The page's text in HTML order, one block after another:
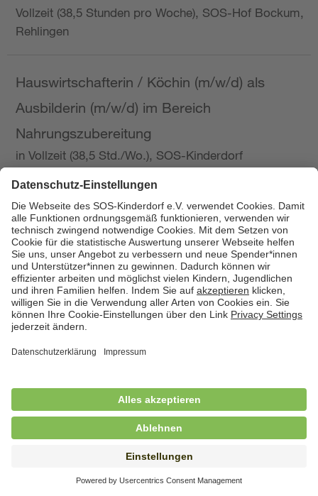
Vollzeit (38,5 Stunden pro Woche), SOS-Hof Bockum,
Rehlingen
Hauswirtschafterin / Köchin (m/w/d) als
Ausbilderin (m/w/d) im Bereich
Nahrungszubereitung
in Vollzeit (38,5 Std./Wo.), SOS-Kinderdorf
Hauswirtschaftskraft (m/w/d)
in Teilzeit (mind. 20 - max. 30 Std./.Wo.), SOS-
Kinderdorf Essen, Essen
Hauswirtschaftskraft (m/w/d)
Kinderdorf Dortmund, Hagen
Hauswirtschaftskraft (m/w/d) für
in unbefristeter Anstellung, Teilzeit (19,25 Std./Wo.),